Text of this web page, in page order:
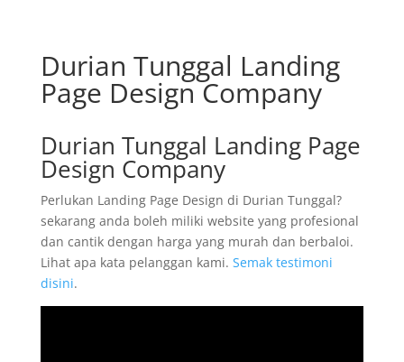
Durian Tunggal Landing
Page Design Company
Durian Tunggal Landing Page
Design Company
Perlukan Landing Page Design di Durian Tunggal?
sekarang anda boleh miliki website yang profesional
dan cantik dengan harga yang murah dan berbaloi.
Lihat apa kata pelanggan kami. Semak testimoni
disini.